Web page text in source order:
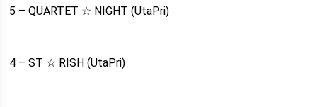
5 – QUARTET ☆ NIGHT (UtaPri)
4 – ST ☆ RISH (UtaPri)